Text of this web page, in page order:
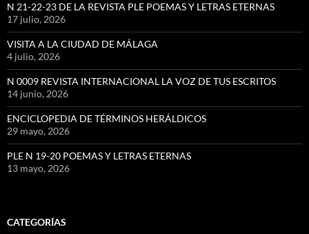
N 21-22-23 DE LA REVISTA PLE POEMAS Y LETRAS ETERNAS
17 julio, 2026
VISITA A LA CIUDAD DE MÁLAGA
4 julio, 2026
N 0009 REVISTA INTERNACIONAL LA VOZ DE TUS ESCRITOS
14 junio, 2026
ENCICLOPEDIA DE TÉRMINOS HERÁLDICOS
29 mayo, 2026
PLE N 19-20 POEMAS Y LETRAS ETERNAS
13 mayo, 2026
CATEGORÍAS